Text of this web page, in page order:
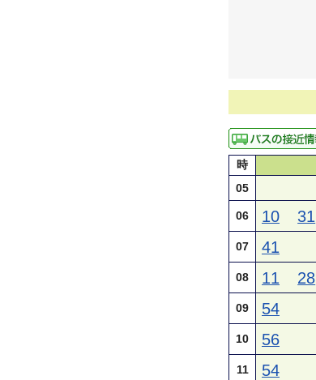
時
05
06 10 31
07 41
08 11 28
09 54
10 56
11 54